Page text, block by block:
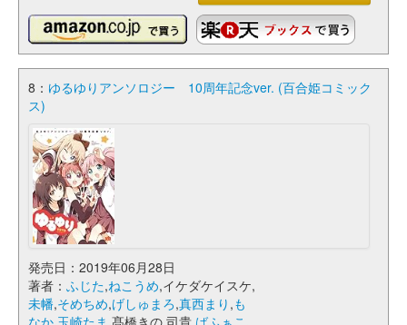
8： ゆるゆりアンソロジー 10周年記念ver. (百合姫コミック
ス)
発売日：2019年06月28日
著者： ふじた,ねこうめ,イケダケイスケ,
未幡,そめちめ,げしゅまろ,真西まり ,も
なか,玉崎たま ,髙橋きの,司貴,ばふぁこ ,